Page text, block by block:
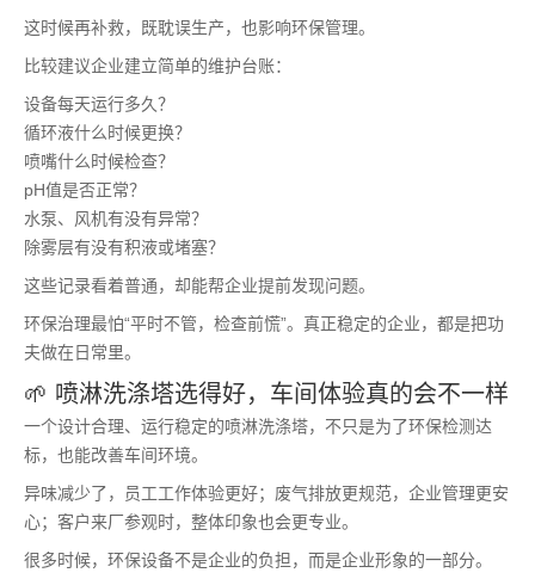
这时候再补救，既耽误生产，也影响环保管理。
比较建议企业建立简单的维护台账：
设备每天运行多久？
循环液什么时候更换？
喷嘴什么时候检查？
pH值是否正常？
水泵、风机有没有异常？
除雾层有没有积液或堵塞？
这些记录看着普通，却能帮企业提前发现问题。
环保治理最怕“平时不管，检查前慌”。真正稳定的企业，都是把功
夫做在日常里。
🌱 喷淋洗涤塔选得好，车间体验真的会不一样
一个设计合理、运行稳定的喷淋洗涤塔，不只是为了环保检测达
标，也能改善车间环境。
异味减少了，员工工作体验更好；废气排放更规范，企业管理更安
心；客户来厂参观时，整体印象也会更专业。
很多时候，环保设备不是企业的负担，而是企业形象的一部分。